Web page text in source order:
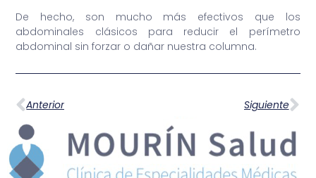
De hecho, son mucho más efectivos que los
abdominales clásicos para reducir el perímetro
abdominal sin forzar o dañar nuestra columna.
Anterior Siguiente